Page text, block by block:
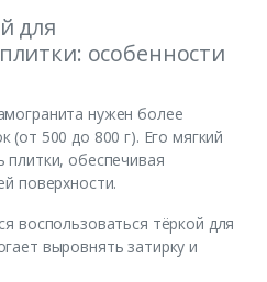
для
особенности
нужен более
500 до 800 г). Его мягкий
обеспечивая
поверхности.
воспользоваться тёркой для
выровнять затирку и